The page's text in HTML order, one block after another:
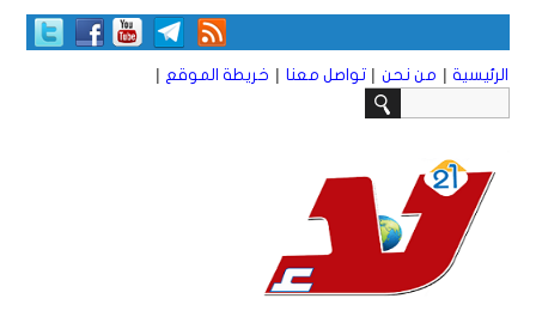
الرئيسية | من نحن | تواصل معنا | خريطة الموقع |